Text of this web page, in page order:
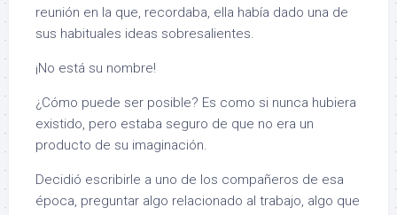
reunión en la que, recordaba, ella había dado una de
sus habituales ideas sobresalientes.
¡No está su nombre!
¿Cómo puede ser posible? Es como si nunca hubiera
existido, pero estaba seguro de que no era un
producto de su imaginación.
Decidió escribirle a uno de los compañeros de esa
época, preguntar algo relacionado al trabajo, algo que